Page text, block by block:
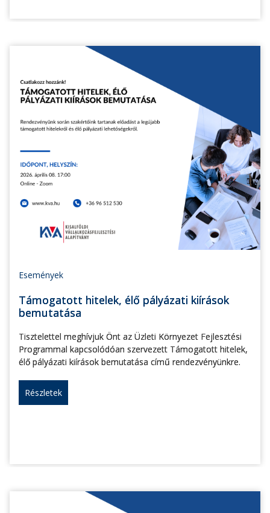
Események
Támogatott hitelek, élő pályázati kiírások
bemutatása
Tisztelettel meghívjuk Önt az Üzleti Környezet Fejlesztési
Programmal kapcsolódóan szervezett Támogatott hitelek,
élő pályázati kiírások bemutatása című rendezvényünkre.
Részletek